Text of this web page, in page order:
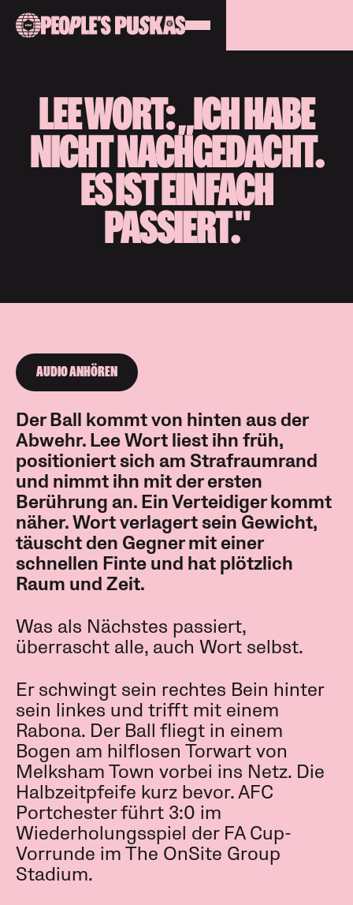
LEE WORT: „ICH HABE
NICHT NACHGEDACHT.
ES IST EINFACH
PASSIERT."
AUDIO ANHÖREN
Der Ball kommt von hinten aus der
Abwehr. Lee Wort liest ihn früh,
positioniert sich am Strafraumrand
und nimmt ihn mit der ersten
Berührung an. Ein Verteidiger kommt
näher. Wort verlagert sein Gewicht,
täuscht den Gegner mit einer
schnellen Finte und hat plötzlich
Raum und Zeit.
Was als Nächstes passiert,
überrascht alle, auch Wort selbst.
Er schwingt sein rechtes Bein hinter
sein linkes und trifft mit einem
Rabona. Der Ball fliegt in einem
Bogen am hilflosen Torwart von
Melksham Town vorbei ins Netz. Die
Halbzeitpfeife kurz bevor. AFC
Portchester führt 3:0 im
Wiederholungsspiel der FA Cup-
Vorrunde im The OnSite Group
Stadium.